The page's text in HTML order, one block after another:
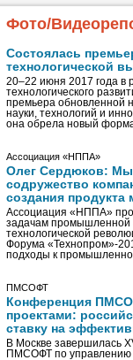
Фото/
Состоялась
технологической
20–22 июня 2017 года в
технологического
премьера обновленной
науки, технологий и
она обрела новый
Ассоциация «НППА»
Олег Сердюков: Мы
содружество
создания продукта
Ассоциация «НППА»
задачам промышленной
технологической
Форума «Технопром»-
подходы к
ПМСОФТ
Конференция
проектами:
ставку на
В Москве завершилась
ПМСОФТ по управлению